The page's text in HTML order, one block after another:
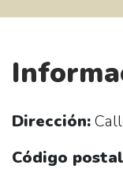
Dirección:
Código